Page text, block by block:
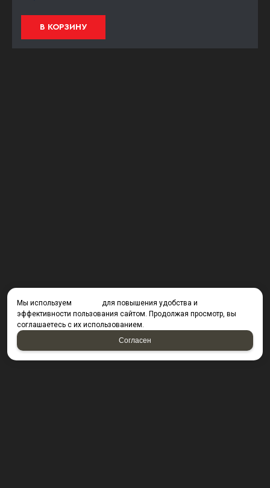
В КОРЗИНУ
Мы используем
для повышения удобства и
эффективности пользования сайтом. Продолжая просмотр, вы
соглашаетесь с их использованием.
Согласен